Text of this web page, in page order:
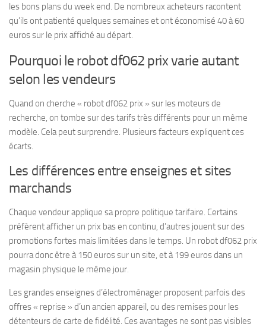
les bons plans du week end. De nombreux acheteurs racontent
qu’ils ont patienté quelques semaines et ont économisé 40 à 60
euros sur le prix affiché au départ.
Pourquoi le robot df062 prix varie autant
selon les vendeurs
Quand on cherche « robot df062 prix » sur les moteurs de
recherche, on tombe sur des tarifs très différents pour un même
modèle. Cela peut surprendre. Plusieurs facteurs expliquent ces
écarts.
Les différences entre enseignes et sites
marchands
Chaque vendeur applique sa propre politique tarifaire. Certains
préfèrent afficher un prix bas en continu, d’autres jouent sur des
promotions fortes mais limitées dans le temps. Un robot df062 prix
pourra donc être à 150 euros sur un site, et à 199 euros dans un
magasin physique le même jour.
Les grandes enseignes d’électroménager proposent parfois des
offres « reprise » d’un ancien appareil, ou des remises pour les
détenteurs de carte de fidélité. Ces avantages ne sont pas visibles